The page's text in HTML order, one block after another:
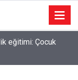
eğitimi: Çocuk